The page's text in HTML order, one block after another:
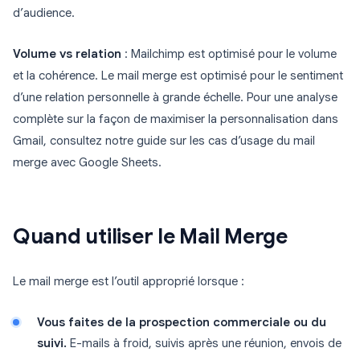
d’audience.
Volume vs relation : Mailchimp est optimisé pour le volume
et la cohérence. Le mail merge est optimisé pour le sentiment
d’une relation personnelle à grande échelle. Pour une analyse
complète sur la façon de maximiser la personnalisation dans
Gmail, consultez notre guide sur les cas d’usage du mail
merge avec Google Sheets.
Quand utiliser le Mail Merge
Le mail merge est l’outil approprié lorsque :
Vous faites de la prospection commerciale ou du
suivi. E-mails à froid, suivis après une réunion, envois de